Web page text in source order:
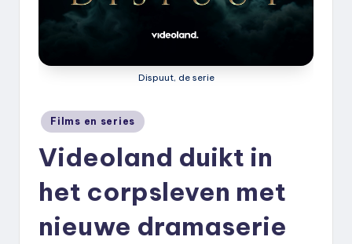
Dispuut, de serie
Geplaatst
in
Films en series
Videoland duikt in
het corpsleven met
nieuwe dramaserie